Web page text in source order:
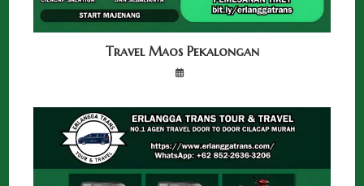
Travel Maos Pekalongan